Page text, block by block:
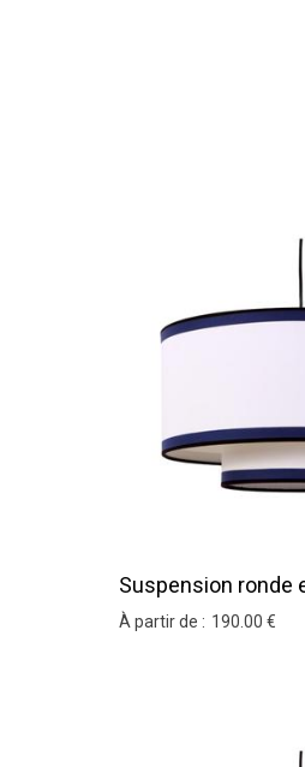
Suspension ronde
À partir de : 190 .00 €